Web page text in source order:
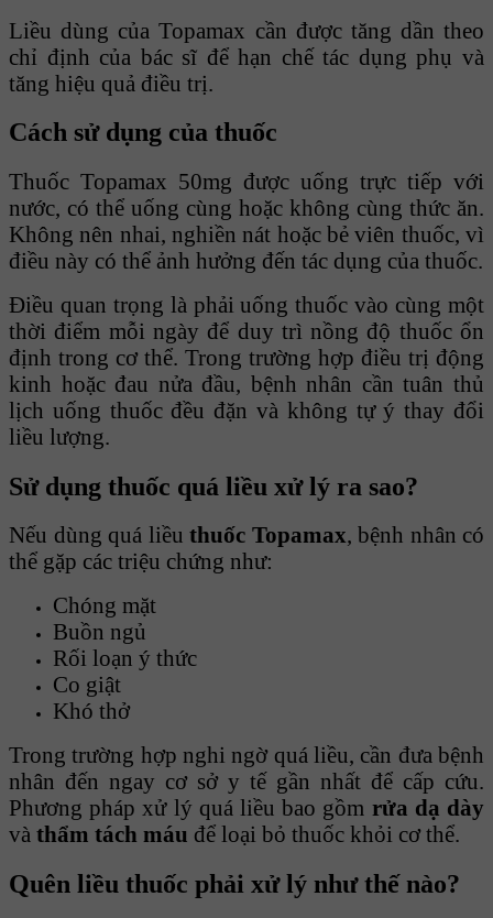
Liều dùng của Topamax cần được tăng dần theo
chỉ định của bác sĩ để hạn chế tác dụng phụ và
tăng hiệu quả điều trị.
Cách sử dụng của thuốc
Thuốc Topamax 50mg được uống trực tiếp với
nước, có thể uống cùng hoặc không cùng thức ăn.
Không nên nhai, nghiền nát hoặc bẻ viên thuốc, vì
điều này có thể ảnh hưởng đến tác dụng của thuốc.
Điều quan trọng là phải uống thuốc vào cùng một
thời điểm mỗi ngày để duy trì nồng độ thuốc ổn
định trong cơ thể. Trong trường hợp điều trị động
kinh hoặc đau nửa đầu, bệnh nhân cần tuân thủ
lịch uống thuốc đều đặn và không tự ý thay đổi
liều lượng.
Sử dụng thuốc quá liều xử lý ra sao?
Nếu dùng quá liều thuốc Topamax, bệnh nhân có
thể gặp các triệu chứng như:
Chóng mặt
Buồn ngủ
Rối loạn ý thức
Co giật
Khó thở
Trong trường hợp nghi ngờ quá liều, cần đưa bệnh
nhân đến ngay cơ sở y tế gần nhất để cấp cứu.
Phương pháp xử lý quá liều bao gồm rửa dạ dày
và thẩm tách máu để loại bỏ thuốc khỏi cơ thể.
Quên liều thuốc phải xử lý như thế nào?